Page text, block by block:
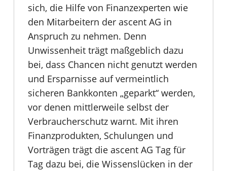
sich, die Hilfe von Finanzexperten wie
den Mitarbeitern der ascent AG in
Anspruch zu nehmen. Denn
Unwissenheit trägt maßgeblich dazu
bei, dass Chancen nicht genutzt werden
und Ersparnisse auf vermeintlich
sicheren Bankkonten „geparkt“ werden,
vor denen mittlerweile selbst der
Verbraucherschutz warnt. Mit ihren
Finanzprodukten, Schulungen und
Vorträgen trägt die ascent AG Tag für
Tag dazu bei, die Wissenslücken in der